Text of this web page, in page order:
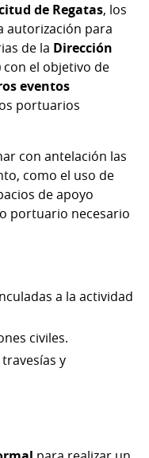
de Regatas, los
autorización para
de la Dirección
con el objetivo de
eventos
portuarios
con antelación las
como el uso de
de apoyo
portuario necesario
a la actividad
civiles.
y